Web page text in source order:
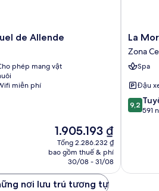
de Allende
phép mang vật
miễn phí
Giá
hiện
tại
1.905.193 ₫
1.905.193 ₫
Tổng 2.286.232 ₫
bao gồm thuế & phí
30/08 - 31/08
La
Morada
Zona
Centro
La
Zona
Spa
Đậu
9.2
trên
xét
9,2
591
nơi lưu trú tương tự